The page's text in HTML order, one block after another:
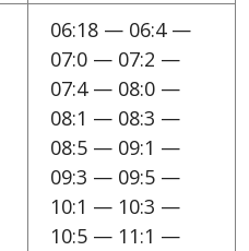
06:18 — 06:4 —
07:0 — 07:2 —
07:4 — 08:0 —
08:1 — 08:3 —
08:5 — 09:1 —
09:3 — 09:5 —
10:1 — 10:3 —
10:5 — 11:1 —